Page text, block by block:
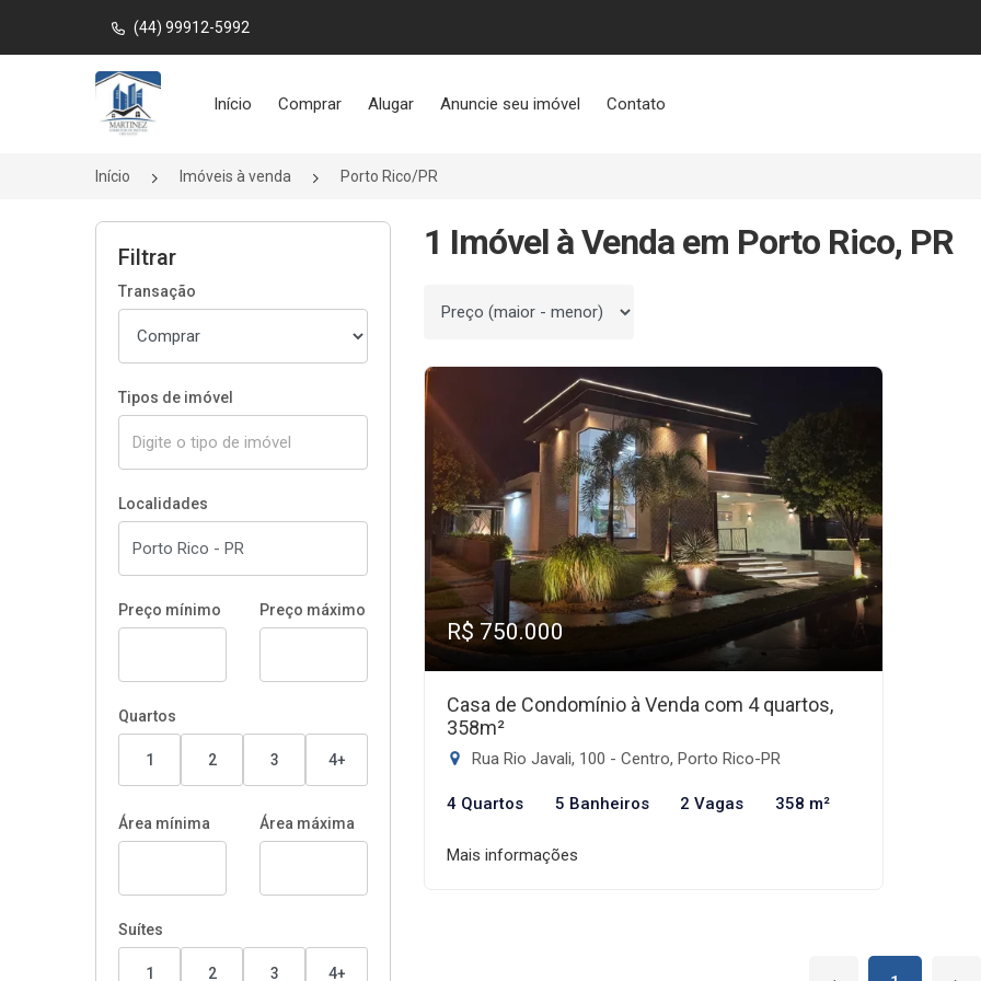
(44) 99912-5992
Página inicial
Início Comprar Alugar Anuncie seu imóvel Contato
Início Imóveis à venda Porto Rico/PR
Filtrar
Transação
Tipos de imóvel
Localidades
Preço mínimo Preço máximo
Quartos
1 2 3 4+
Área mínima Área máxima
Suítes
1 2 3 4+
1 Imóvel à Venda em Porto Rico, PR
Ordenar por
R$ 750.000
Casa de Condomínio à Venda com 4 quartos,
358m²
Rua Rio Javali, 100 - Centro, Porto Rico-PR
4 Quartos 5 Banheiros 2 Vagas 358 m²
Mais informações